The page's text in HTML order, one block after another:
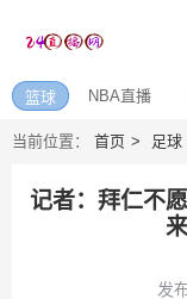
篮球 NBA直播
当前位置： 首页 足球
记者：拜仁不
发